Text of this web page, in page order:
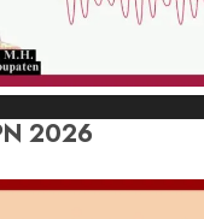
2026